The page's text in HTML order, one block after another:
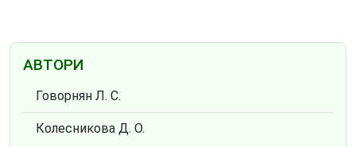
АВТОРИ
Говорнян Л. С.
Колесникова Д. О.